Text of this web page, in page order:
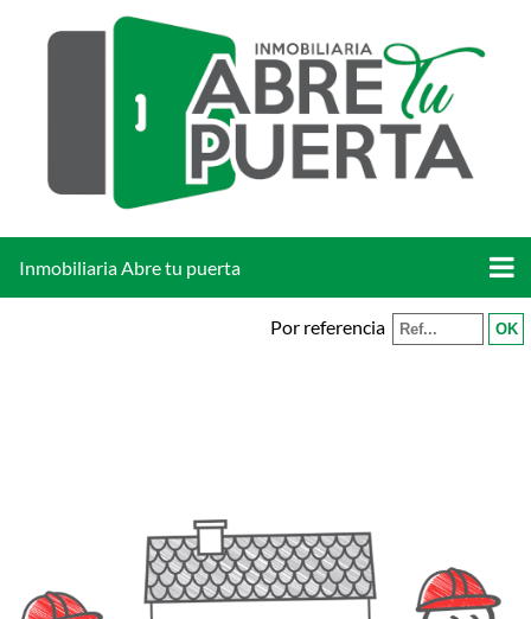
Inmobiliaria Abre tu puerta
Por referencia